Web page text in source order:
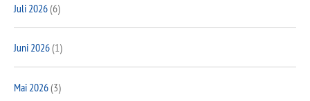
Juli 2026(6)
Juni 2026(1)
Mai 2026(3)